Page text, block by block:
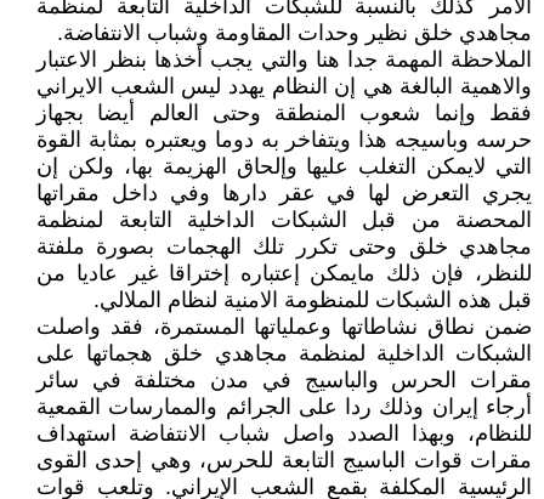
الامر کذلك بالنسبة للشبکات الداخلية التابعة لمنظمة
مجاهدي خلق نظير وحدات المقاومة وشباب الانتفاضة.
الملاحظة المهمة جدا هنا والتي يجب أخذها بنظر الاعتبار
والاهمية البالغة هي إن النظام يهدد ليس الشعب الايراني
فقط وإنما شعوب المنطقة وحتى العالم أيضا بجهاز
حرسه وباسيجه هذا ويتفاخر به دوما ويعتبره بمثابة القوة
التي لايمکن التغلب عليها وإلحاق الهزيمة بها، ولکن إن
يجري التعرض لها في عقر دارها وفي داخل مقراتها
المحصنة من قبل الشبکات الداخلية التابعة لمنظمة
مجاهدي خلق وحتى تکرر تلك الهجمات بصورة ملفتة
للنظر، فإن ذلك مايمکن إعتباره إختراقا غير عاديا من
قبل هذه الشبکات للمنظومة الامنية لنظام الملالي.
ضمن نطاق نشاطاتها وعملياتها المستمرة، فقد واصلت
الشبکات الداخلية لمنظمة مجاهدي خلق هجماتها على
مقرات الحرس والباسيج في مدن مختلفة في سائر
أرجاء إيران وذلك ردا على الجرائم والممارسات القمعية
للنظام، وبهذا الصدد واصل شباب الانتفاضة استهداف
مقرات قوات الباسيج التابعة للحرس، وهي إحدى القوى
الرئيسية المكلفة بقمع الشعب الإيراني. وتلعب قوات